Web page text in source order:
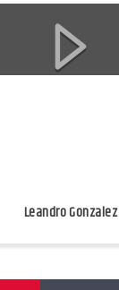
Leandro Gonzalez